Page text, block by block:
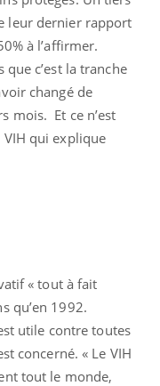
leur dernier rapport
à l’affirmer.
que c’est la tranche
changé de
mois. Et ce n’est
qui explique
« tout à fait
qu’en 1992.
utile contre toutes
concerné. « Le VIH
tout le monde,